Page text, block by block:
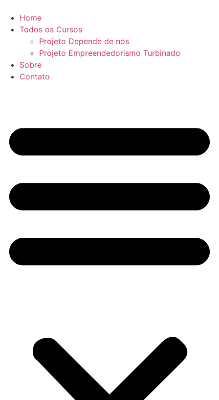
para
conteúdo
Home
Todos os Cursos
Projeto Depende de nós
Projeto Empreendedorismo Turbinado
Sobre
Contato